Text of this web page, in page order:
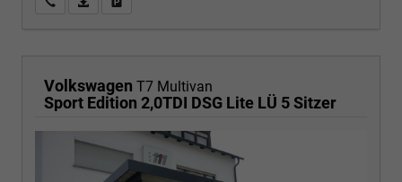
Volkswagen T7 Multivan
Sport Edition 2,0TDI DSG Lite LÜ 5 Sitzer